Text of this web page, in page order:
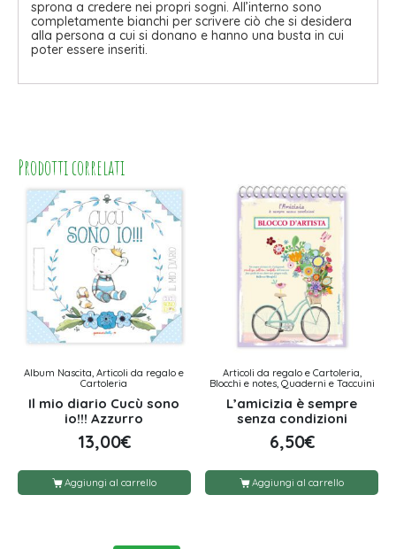
sprona a credere nei propri sogni. All’interno sono
completamente bianchi per scrivere ciò che si desidera
alla persona a cui si donano e hanno una busta in cui
poter essere inseriti.
Prodotti correlati
Album Nascita, Articoli da regalo e
Cartoleria
Il mio diario Cucù sono
io!!! Azzurro
13,00€
Aggiungi al carrello
Articoli da regalo e Cartoleria,
Blocchi e notes, Quaderni e Taccuini
L’amicizia è sempre
senza condizioni
6,50€
Aggiungi al carrello